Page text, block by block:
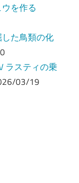
を作る
た鳥類の化
ラスティの乗
03/19